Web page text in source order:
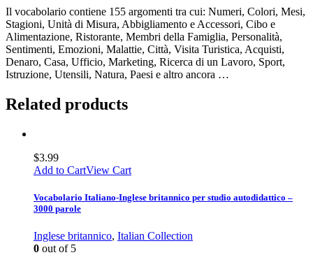
Il vocabolario contiene 155 argomenti tra cui: Numeri, Colori, Mesi,
Stagioni, Unità di Misura, Abbigliamento e Accessori, Cibo e
Alimentazione, Ristorante, Membri della Famiglia, Personalità,
Sentimenti, Emozioni, Malattie, Città, Visita Turistica, Acquisti,
Denaro, Casa, Ufficio, Marketing, Ricerca di un Lavoro, Sport,
Istruzione, Utensili, Natura, Paesi e altro ancora …
Related products
$3.99
Add to CartView Cart
Vocabolario Italiano-Inglese britannico per studio autodidattico –
3000 parole
Inglese britannico, Italian Collection
0 out of 5